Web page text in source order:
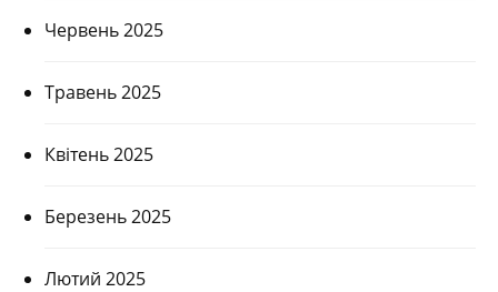
Червень 2025
Травень 2025
Квітень 2025
Березень 2025
Лютий 2025